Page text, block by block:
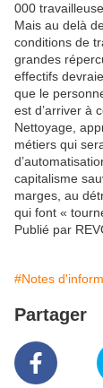
000
Mais au delà
conditions de
grandes
effectifs
que le
est d’arriver à
Nettoyage,
métiers qui
capitalisme
marges, au
qui font «
Publié par
#Notes
Partager